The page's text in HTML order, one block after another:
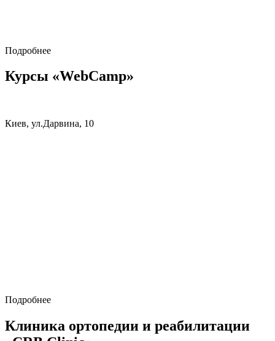
Подробнее
Курсы «WebCamp»
Киев, ул.Дарвина, 10
Подробнее
Клиника ортопедии и реабилитации